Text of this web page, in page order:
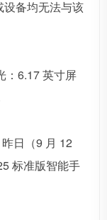
备均无法与该
：6.17 英寸屏
日（9 月 12
标准版智能手